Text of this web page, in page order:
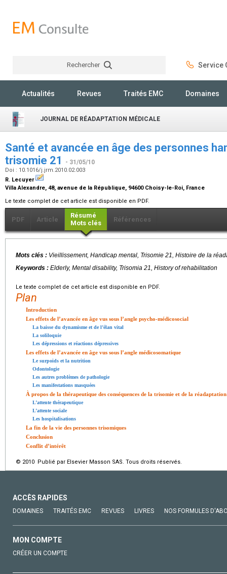
Rechercher Service
Actualités Revues Traités EMC Domaines
JOURNAL DE RÉADAPTATION MÉDICALE
Santé et avancée en âge des personnes
trisomie 21
- 31/05/10
Doi : 10.1016/j.jrm.2010.02.003
R. Lecuyer
Villa Alexandre, 48, avenue de la République, 94600 Choisy-le-Roi, France
Le texte complet de cet article est disponible en PDF.
PDF Article
Résumé
Mots clés
Références
Mots clés : Vieillissement, Handicap mental, Trisomie 21, Histoire de la
Keywords : Elderly, Mental disability, Trisomia 21, History of rehabilitation
Le texte complet de cet article est disponible en PDF.
Plan
Introduction
Les effets de l’avancée en âge vus sous l’angle psycho-médicosocial
La baisse du dynamisme et de l’élan vital
La soliloquie
Les dépressions et réactions dépressives
Les effets de l’avancée en âge vus sous l’angle médicosomatique
Le surpoids et la nutrition
Odontologie
Les autres problèmes de pathologie
Les manifestations masquées
À propos de la thérapeutique des conséquences de la trisomie et de la
L’attente thérapeutique
L’attente sociale
Les hospitalisations
La fin de la vie des personnes trisomiques
Conclusion
Conflit d’intérêt
© 2010 Publié par Elsevier Masson SAS. Tous droits réservés.
ACCÈS RAPIDES
DOMAINES TRAITÉS EMC REVUES LIVRES NOS FORMULES
MON COMPTE
CRÉER UN COMPTE